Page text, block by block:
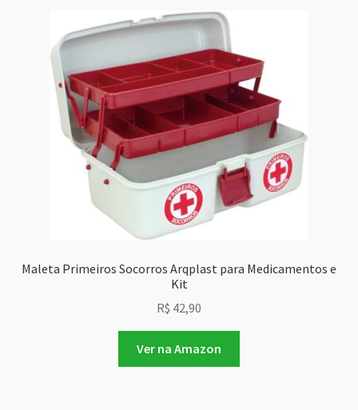
Maleta Primeiros Socorros Arqplast para Medicamentos e
Kit
R$ 42,90
Ver na Amazon